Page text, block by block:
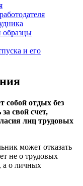
образцы
и его
собой отдых без
свой счет,
лиц трудовых
может отказать
не о трудовых
а о личных